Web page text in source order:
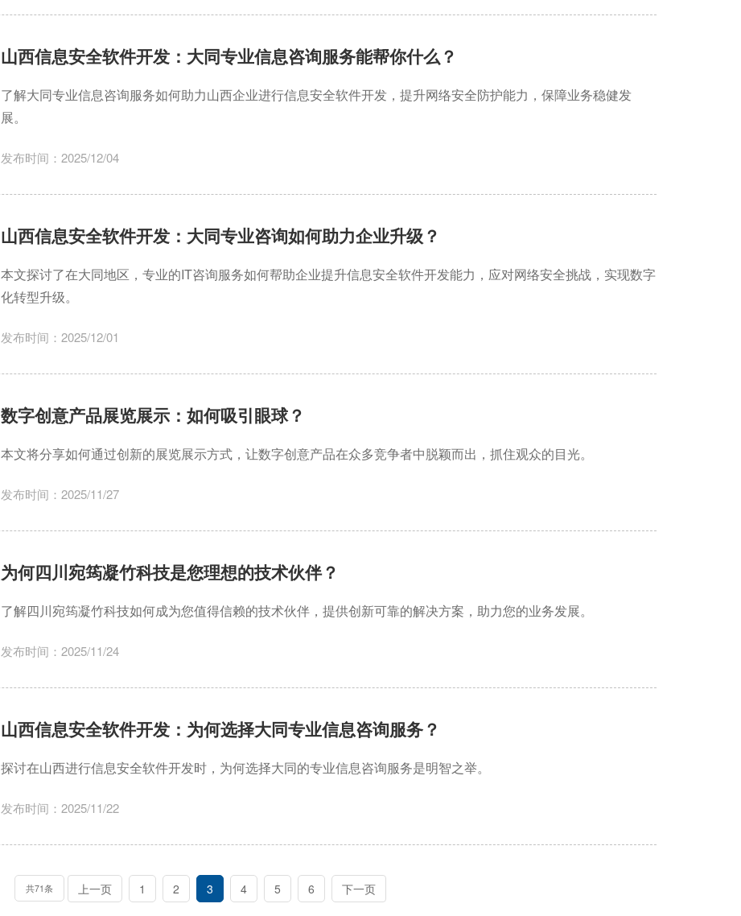
山西信息安全软件开发：大同专业信息咨询服务能帮你什么？
了解大同专业信息咨询服务如何助力山西企业进行信息安全软件开发，提升网络安全防护能力，保障业务稳健发
展。
发布时间：2025/12/04
山西信息安全软件开发：大同专业咨询如何助力企业升级？
本文探讨了在大同地区，专业的IT咨询服务如何帮助企业提升信息安全软件开发能力，应对网络安全挑战，实现数字
化转型升级。
发布时间：2025/12/01
数字创意产品展览展示：如何吸引眼球？
本文将分享如何通过创新的展览展示方式，让数字创意产品在众多竞争者中脱颖而出，抓住观众的目光。
发布时间：2025/11/27
为何四川宛筠凝竹科技是您理想的技术伙伴？
了解四川宛筠凝竹科技如何成为您值得信赖的技术伙伴，提供创新可靠的解决方案，助力您的业务发展。
发布时间：2025/11/24
山西信息安全软件开发：为何选择大同专业信息咨询服务？
探讨在山西进行信息安全软件开发时，为何选择大同的专业信息咨询服务是明智之举。
发布时间：2025/11/22
共71条 上一页 1 2 3 4 5 6 下一页